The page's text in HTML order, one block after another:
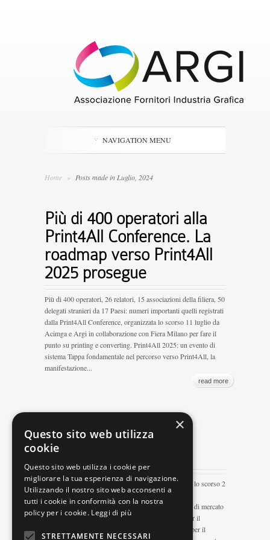
NAVIGATION MENU
Home » Posts made in Luglio, 2024
Più di 400 operatori alla
Print4All Conference. La
roadmap verso Print4All
2025 prosegue
Più di 400 operatori, 26 relatori, 15 associazioni della filiera, 50
delegati stranieri da 17 Paesi: numeri importanti quelli registrati
dalla Print4All Conference, organizzata lo scorso 11 luglio da
Acimga e Argi in collaborazione con Fiera Milano per fare il
punto su printing e converting. Print4All 2025: un evento di
sistema Tappa fondamentale nel percorso verso Print4All, la
manifestazione...
read more
presentati i dati di
mercato 2023
Osservatorio Argi, presentati i dati di mercato 2023: lo scorso 2
luglio, nel corso dell’Assemblea generale di ARGI,
l’Osservotorio dell’Associazione ha presentato i dati di mercato
2023. Relatori sono stati Francesco Vatri di Eco3 per il
segmento lastre, Massimiliano Veronesi di Komori per il
×
Questo sito web utilizza
cookie
Questo sito web utilizza i cookie per
migliorare la tua esperienza di navigazione.
Utilizzando il nostro sito web acconsenti a
tutti i cookie in conformità con la nostra
policy per i cookie. Leggi di più
STRETTAMENTE NECESSARI